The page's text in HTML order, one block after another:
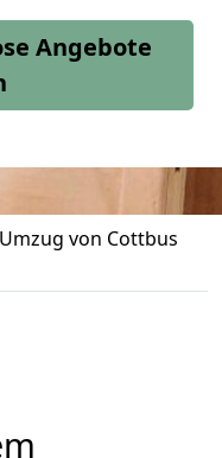
Angebote
Umzug von Cottbus